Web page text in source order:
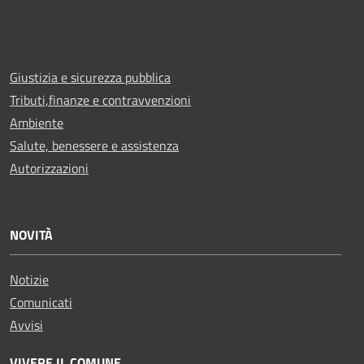
Giustizia e sicurezza pubblica
Tributi,finanze e contravvenzioni
Ambiente
Salute, benessere e assistenza
Autorizzazioni
NOVITÀ
Notizie
Comunicati
Avvisi